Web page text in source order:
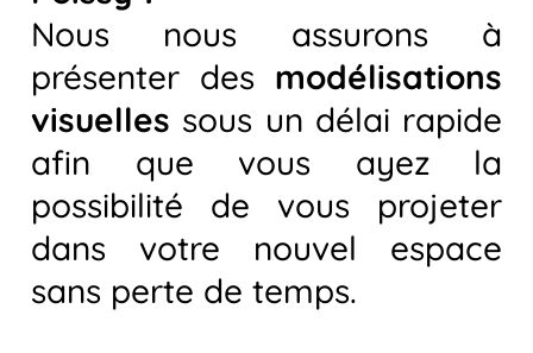
Nous nous assurons à
présenter des modélisations
visuelles sous un délai rapide
afin que vous ayez la
possibilité de vous projeter
dans votre nouvel espace
sans perte de temps.